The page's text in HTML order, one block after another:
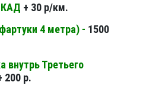
+ 30 р/км.
4 метра) - 1500
внутрь Третьего
200 р.